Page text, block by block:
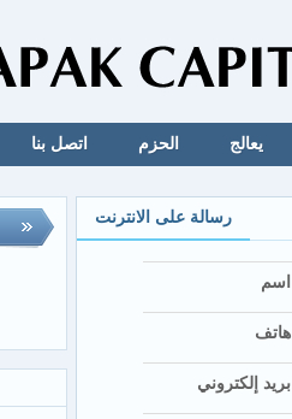
اتصل بنا الحزم يعالج
رسالة على الانترنت
اسم
هاتف
بريد إلكتروني